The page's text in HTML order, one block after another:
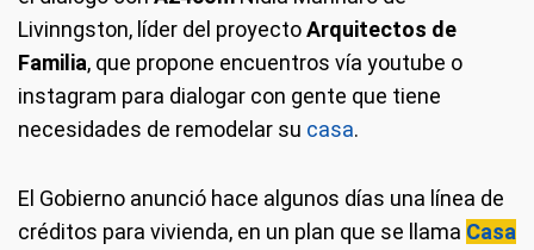
Livinngston, líder del proyectoArquitectos de
Familia, que propone encuentros vía youtube o
instagram para dialogar con gente que tiene
necesidades de remodelar su casa.
El Gobierno anunció hace algunos días una línea de
créditos para vivienda, en un plan que se llama Casa